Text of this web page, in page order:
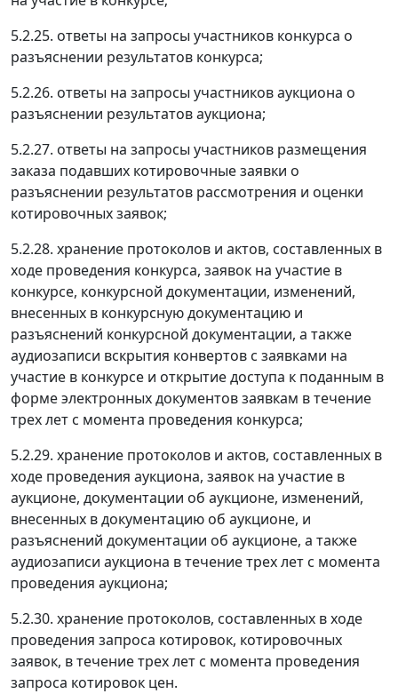
5.2.25. ответы на запросы участников конкурса о
разъяснении результатов конкурса;
5.2.26. ответы на запросы участников аукциона о
разъяснении результатов аукциона;
5.2.27. ответы на запросы участников размещения
заказа подавших котировочные заявки о
разъяснении результатов рассмотрения и оценки
котировочных заявок;
5.2.28. хранение протоколов и актов, составленных в
ходе проведения конкурса, заявок на участие в
конкурсе, конкурсной документации, изменений,
внесенных в конкурсную документацию и
разъяснений конкурсной документации, а также
аудиозаписи вскрытия конвертов с заявками на
участие в конкурсе и открытие доступа к поданным в
форме электронных документов заявкам в течение
трех лет с момента проведения конкурса;
5.2.29. хранение протоколов и актов, составленных в
ходе проведения аукциона, заявок на участие в
аукционе, документации об аукционе, изменений,
внесенных в документацию об аукционе, и
разъяснений документации об аукционе, а также
аудиозаписи аукциона в течение трех лет с момента
проведения аукциона;
5.2.30. хранение протоколов, составленных в ходе
проведения запроса котировок, котировочных
заявок, в течение трех лет с момента проведения
запроса котировок цен.